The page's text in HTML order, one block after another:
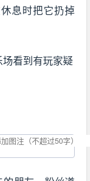
息时把它扔掉